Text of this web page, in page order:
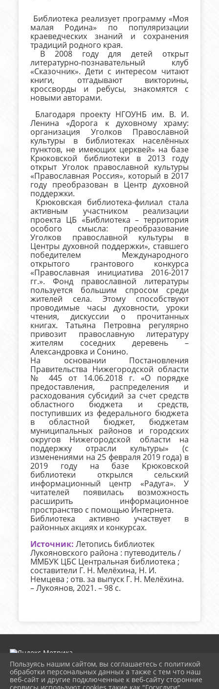
Библиотека реализует программу «Моя
малая Родина» по популяризации
краеведческих знаний и сохранения
традиций родного края.
В 2008 году для детей открыт
литературно-познавательный клуб
«Сказочник». Дети с интересом читают
книги, отгадывают викторины,
кроссворды и ребусы, знакомятся с
новыми авторами.
Благодаря проекту НГОУНБ им. В. И.
Ленина «Дорога к духовному храму:
организация Уголков Православной
культуры в библиотеках населённых
пунктов, не имеющих церквей» на базе
Крюковской библиотеки в 2013 году
открыт Уголок православной культуры
«Православная Россия», который в 2017
году преобразован в Центр духовной
поддержки.
Крюковская библиотека-филиал стала
активным участником реализации
проекта ЦБ «Библиотека – территория
особого смысла: преобразование
Уголков православной культуры в
Центры духовной поддержки», ставшего
победителем Международного
открытого грантового конкурса
«Православная инициатива 2016-2017
гг.». Фонд православной литературы
пользуется большим спросом среди
жителей села. Этому способствуют
проводимые часы духовности, уроки
чтения, дискуссии о прочитанных
книгах. Татьяна Петровна регулярно
привозит православную литературу
жителям соседних деревень –
Александровка и Сонино.
На основании Постановления
Правительства Нижегородской области
№ 445 от 14.06.2018 г. «О порядке
предоставления, распределения и
расходования субсидий за счет средств
областного бюджета и средств,
поступивших из федерального бюджета
в областной бюджет, бюджетам
муниципальных районов и городских
округов Нижегородской области на
поддержку отрасли культуры» (с
изменениями на 25 февраля 2019 года) в
2019 году на базе Крюковской
библиотеки открылся сельский
информационный центр «Радуга». У
читателей появилась возможность
расширить информационное
пространство с помощью Интернета.
Библиотека активно участвует в
районных акциях и конкурсах.
Источник: Летопись библиотек
Лукояновского района : путеводитель /
ММБУК ЦБС Центральная библиотека ;
составители Г. Н. Мелёхина, Н. И.
Немцева ; отв. за выпуск Г. Н. Мелёхина.
– Лукоянов, 2021. – 98 с.
2026 г. lukcbs.ru
Пользуясь нашим сайтом, вы соглашаетесь с политикой
обработки персональных данных а также с тем что наш
веб-сайт и другие подключенные к веб-сайту сторонние